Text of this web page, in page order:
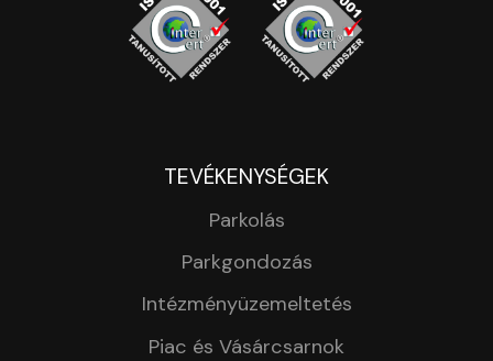
TEVÉKENYSÉGEK
Parkolás
Parkgondozás
Intézményüzemeltetés
Piac és Vásárcsarnok